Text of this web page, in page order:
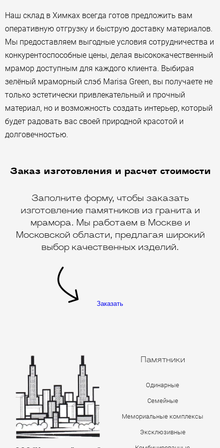
Наш склад в Химках всегда готов предложить вам
оперативную отгрузку и быструю доставку материалов.
Мы предоставляем выгодные условия сотрудничества и
конкурентоспособные цены, делая высококачественный
мрамор доступным для каждого клиента. Выбирая
зелёный мраморный слэб Marisa Green, вы получаете не
только эстетически привлекательный и прочный
материал, но и возможность создать интерьер, который
будет радовать вас своей природной красотой и
долговечностью.
Заказ изготовления и расчет стоимости
Заполните форму, чтобы заказать
изготовление памятников из гранита и
мрамора. Мы работаем в Москве и
Московской области, предлагая широкий
выбор качественных изделий.
Заказать
Памятники
Одинарные
Семейные
Мемориальные комплексы
Эксклюзивные